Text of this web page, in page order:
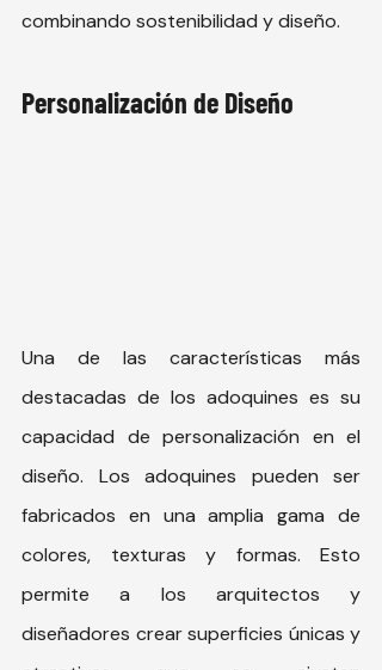
combinando sostenibilidad y diseño.
Personalización de Diseño
Una de las características más
destacadas de los adoquines es su
capacidad de personalización en el
diseño. Los adoquines pueden ser
fabricados en una amplia gama de
colores, texturas y formas. Esto
permite a los arquitectos y
diseñadores crear superficies únicas y